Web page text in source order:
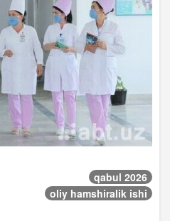
qabul 2026
oliy hamshiralik ishi